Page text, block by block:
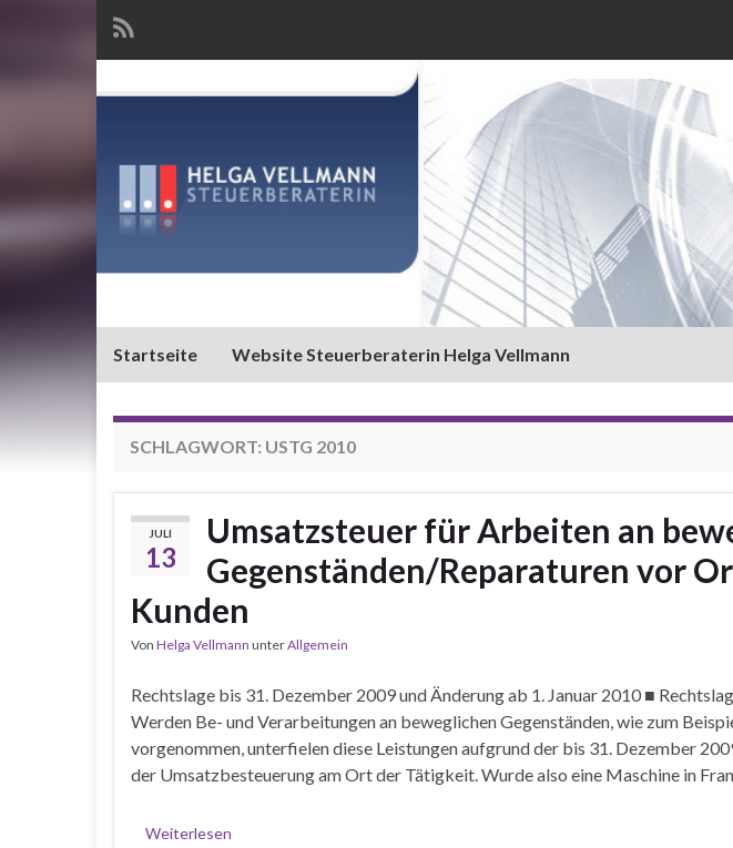
Startseite Website Steuerberaterin Helga Vellmann
SCHLAGWORT: USTG 2010
JULI
13
Umsatzsteuer für Arbeiten an
Gegenständen/Reparaturen vor
Kunden
Von Helga Vellmann unterAllgemein
Rechtslage bis 31. Dezember 2009 und Änderung ab 1. Januar 2010 ■
Werden Be- und Verarbeitungen an beweglichen Gegenständen, wie zum
vorgenommen, unterfielen diese Leistungen aufgrund der bis 31. Dezember
der Umsatzbesteuerung am Ort der Tätigkeit. Wurde also eine Maschine in
Weiterlesen